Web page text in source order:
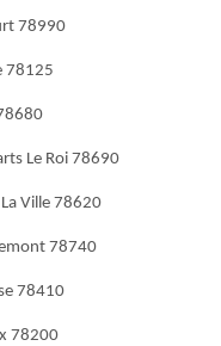
78990
78125
Le Roi 78690
Ville 78620
78740
78410
78200